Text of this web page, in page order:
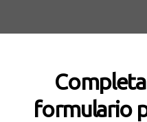
formulario